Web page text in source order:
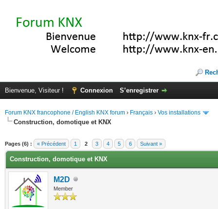
Bienvenue, Visiteur ! Connexion S’enregistrer
Forum KNX francophone / English KNX forum › Français › Vos installations
Construction, domotique et KNX
Pages (6) : « Précédent 1 2 3 4 5 6 Suivant »
Construction, domotique et KNX
M2D
Member